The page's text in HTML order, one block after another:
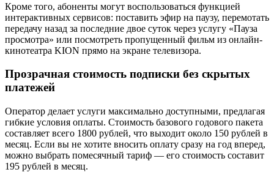
Кроме того, абоненты могут воспользоваться функцией
интерактивных сервисов: поставить эфир на паузу, перемотать
передачу назад за последние двое суток через услугу «Пауза
просмотра» или посмотреть пропущенный фильм из онлайн-
кинотеатра KION прямо на экране телевизора.
Прозрачная стоимость подписки без скрытых
платежей
Оператор делает услуги максимально доступными, предлагая
гибкие условия оплаты. Стоимость базового годового пакета
составляет всего 1800 рублей, что выходит около 150 рублей в
месяц. Если вы не хотите вносить оплату сразу на год вперед,
можно выбрать помесячный тариф — его стоимость составит
195 рублей в месяц.